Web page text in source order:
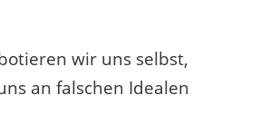
wir uns selbst,
an falschen Idealen